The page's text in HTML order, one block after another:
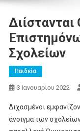
Σχολείων
Παιδεία
3 Ιανουαρίου 2022
Διχασμένοι
άνοιγμα των